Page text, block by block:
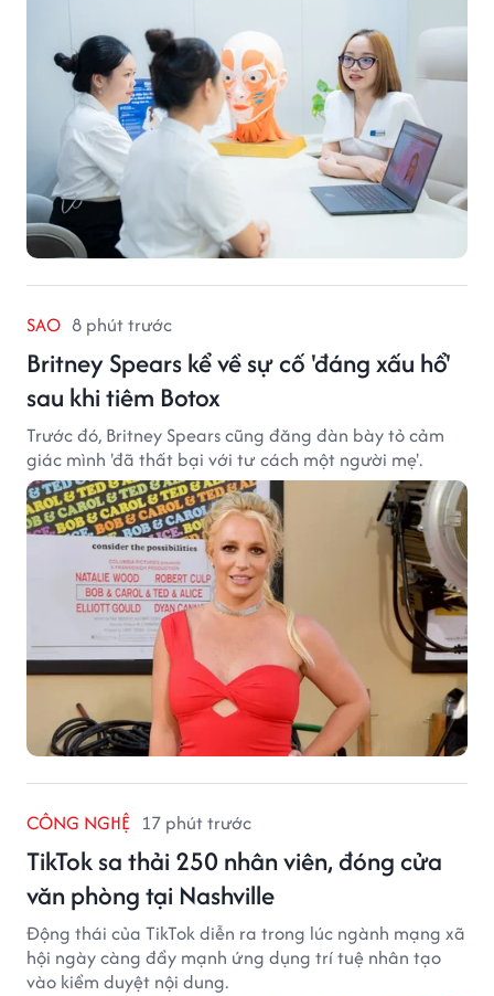
SAO 8 phút trước
Britney Spears kể về sự cố 'đáng xấu hổ'
sau khi tiêm Botox
Trước đó, Britney Spears cũng đăng đàn bày tỏ cảm
giác mình 'đã thất bại với tư cách một người mẹ'.
CÔNG NGHỆ 17 phút trước
TikTok sa thải 250 nhân viên, đóng cửa
văn phòng tại Nashville
Động thái của TikTok diễn ra trong lúc ngành mạng xã
hội ngày càng đẩy mạnh ứng dụng trí tuệ nhân tạo
vào kiểm duyệt nội dung.